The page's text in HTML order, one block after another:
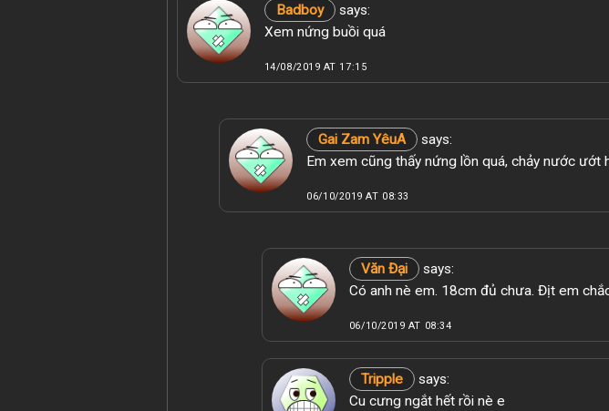
Badboy
says:
Xem nứng buồi quá
14/08/2019 AT 17:15
Gai Zam YêuA
says:
Em xem cũng thấy nứng lồn quá, chảy nước
06/10/2019 AT 08:33
Văn Đại
says:
Có anh nè em. 18cm đủ chưa. Địt em
06/10/2019 AT 08:34
Tripple
says:
Cu cưng ngắt hết rồi nè e